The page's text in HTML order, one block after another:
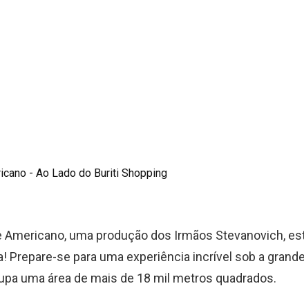
Americano, uma produção dos Irmãos Stevanovich,
Prepare-se para uma experiência incrível sob a
uma área de mais de 18 mil metros quadrados.